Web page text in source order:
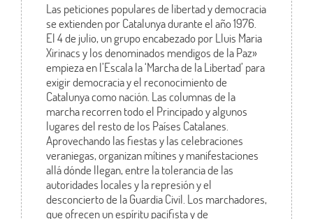
Las peticiones populares de libertad y democracia
se extienden por Catalunya durante el año 1976.
El 4 de julio, un grupo encabezado por Lluis Maria
Xirinacs y los denominados mendigos de la Paz»
empieza en l’Escala la ‘Marcha de la Libertad’ para
exigir democracia y el reconocimiento de
Catalunya como nación. Las columnas de la
marcha recorren todo el Principado y algunos
lugares del resto de los Países Catalanes.
Aprovechando las fiestas y las celebraciones
veraniegas, organizan mítines y manifestaciones
allá dónde llegan, entre la tolerancia de las
autoridades locales y la represión y el
desconcierto de la Guardia Civil. Los marchadores,
que ofrecen un espíritu pacifista y de